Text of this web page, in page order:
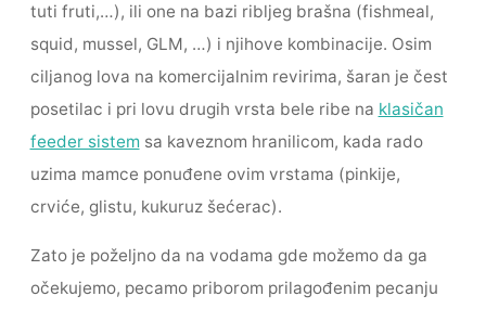
tuti fruti,…), ili one na bazi ribljeg brašna (fishmeal,
squid, mussel, GLM, …) i njihove kombinacije. Osim
ciljanog lova na komercijalnim revirima, šaran je čest
posetilac i pri lovu drugih vrsta bele ribe na klasičan
feeder sistemsa kaveznom hranilicom, kada rado
uzima mamce ponuđene ovim vrstama (pinkije,
crviće, glistu, kukuruz šećerac).
Zato je poželjno da na vodama gde možemo da ga
očekujemo, pecamo priborom prilagođenim pecanju